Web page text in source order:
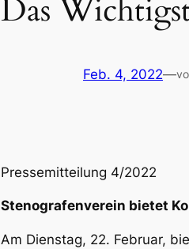
Das
Feb. 4, 2022—
Pressemitteilung 4/2022
Stenografenverein bietet
Am Dienstag, 22. Februar,